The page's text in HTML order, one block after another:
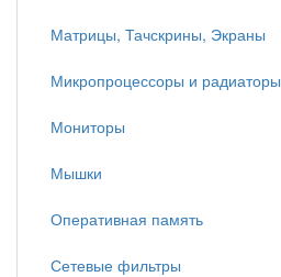
Матрицы, Тачскрины, Экраны
Микропроцессоры и радиаторы
Мониторы
Мышки
Оперативная память
Сетевые фильтры